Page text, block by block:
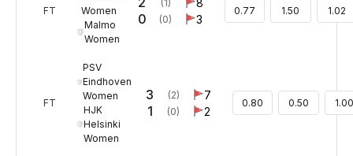
FT
Women
Malmo
Women
0
(1)
(0)
3
0.77 1.50 1.02
FT
PSV
Eindhoven
Women
HJK
Helsinki
Women
3
1
(2)
(0)
7
2
0.80 0.50